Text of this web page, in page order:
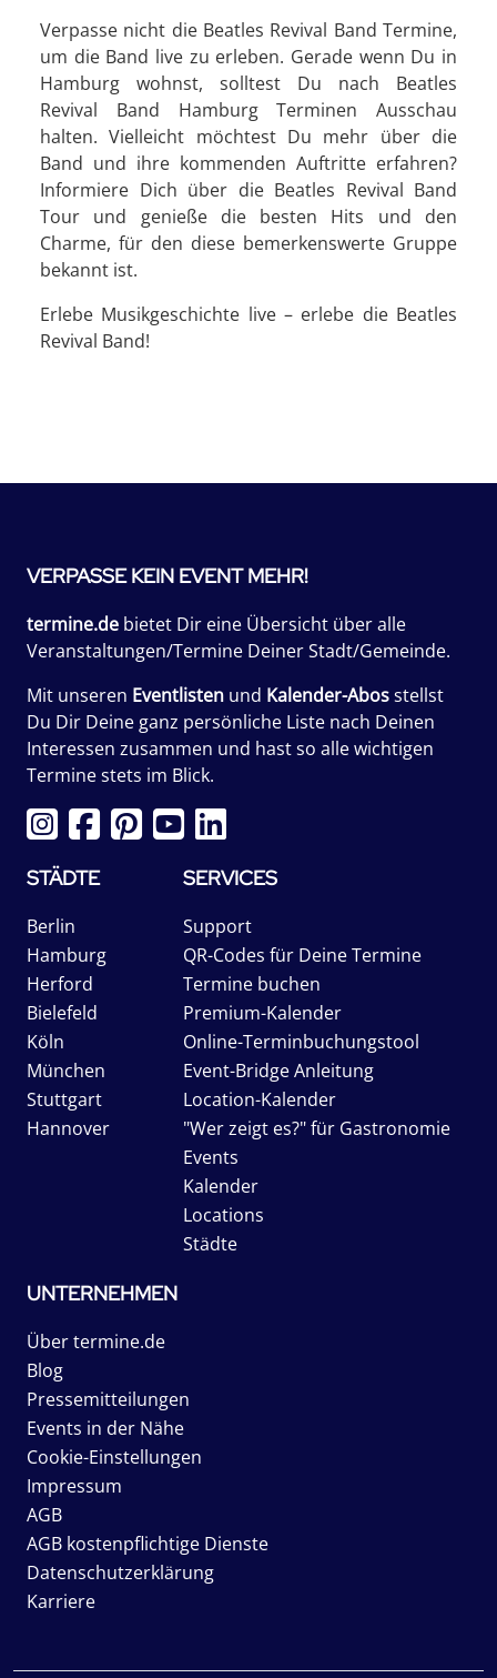
Verpasse nicht die Beatles Revival Band Termine,
um die Band live zu erleben. Gerade wenn Du in
Hamburg wohnst, solltest Du nach Beatles
Revival Band Hamburg Terminen Ausschau
halten. Vielleicht möchtest Du mehr über die
Band und ihre kommenden Auftritte erfahren?
Informiere Dich über die Beatles Revival Band
Tour und genieße die besten Hits und den
Charme, für den diese bemerkenswerte Gruppe
bekannt ist.
Erlebe Musikgeschichte live – erlebe die Beatles
Revival Band!
VERPASSE KEIN EVENT MEHR!
termine.de bietet Dir eine Übersicht über alle
Veranstaltungen/Termine Deiner Stadt/Gemeinde.
Mit unseren Eventlisten und Kalender-Abosstellst
Du Dir Deine ganz persönliche Liste nach Deinen
Interessen zusammen und hast so alle wichtigen
Termine stets im Blick.
STÄDTE
Berlin
Hamburg
Herford
Bielefeld
Köln
München
Stuttgart
Hannover
SERVICES
Support
QR-Codes für Deine Termine
Termine buchen
Premium-Kalender
Online-Terminbuchungstool
Event-Bridge Anleitung
Location-Kalender
"Wer zeigt es?" für Gastronomie
Events
Kalender
Locations
Städte
UNTERNEHMEN
Über termine.de
Blog
Pressemitteilungen
Events in der Nähe
Cookie-Einstellungen
Impressum
AGB
AGB kostenpflichtige Dienste
Datenschutzerklärung
Karriere